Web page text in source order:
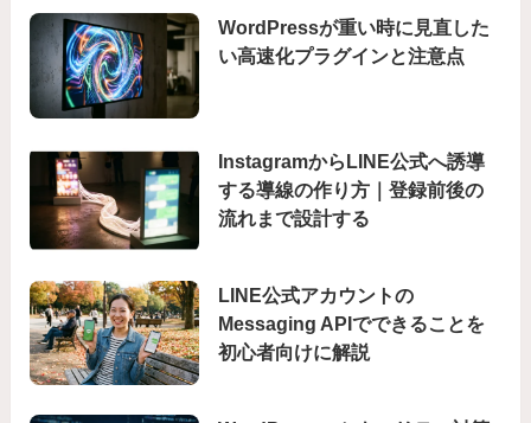
WordPressが重い時に見直した
い高速化プラグインと注意点
InstagramからLINE公式へ誘導
する導線の作り方｜登録前後の
流れまで設計する
LINE公式アカウントの
Messaging APIでできることを
初心者向けに解説